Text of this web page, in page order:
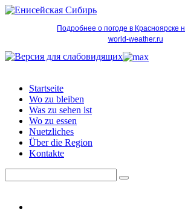
Подробнее о погоде в Красноярске
world-weather.ru
Startseite
Wo zu bleiben
Was zu sehen ist
Wo zu essen
Nuetzliches
Über die Region
Kontakte